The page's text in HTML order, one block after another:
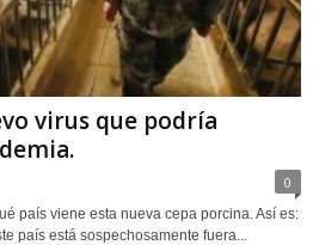
virus que podría
0
país viene esta nueva cepa porcina. Así es:
país está sospechosamente fuera...